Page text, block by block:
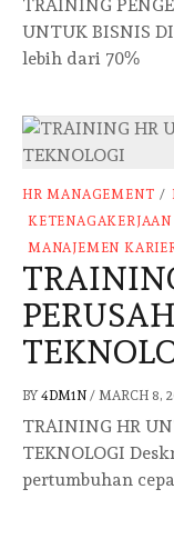
TRAINING
UNTUK BISNIS
lebih dari 70%
HR MANAGEMENT /
KETENAGAKERJAAN
MANAJEMEN
BY 4DM1N / MARCH 8,
TRAINING HR
TEKNOLOGI
pertumbuhan